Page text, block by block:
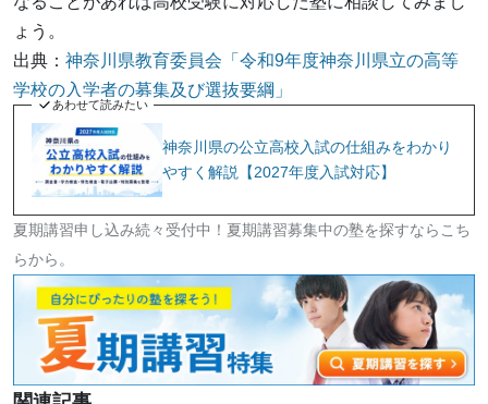
ょう。
出典： 神奈川県教育委員会「令和9年度神奈川県立の高等
学校の入学者の募集及び選抜要綱」
あわせて読みたい
神奈川県の公立高校入試の仕組みをわかり
やすく解説【2027年度入試対応】
夏期講習申し込み続々受付中！夏期講習募集中の塾を探すならこち
らから。